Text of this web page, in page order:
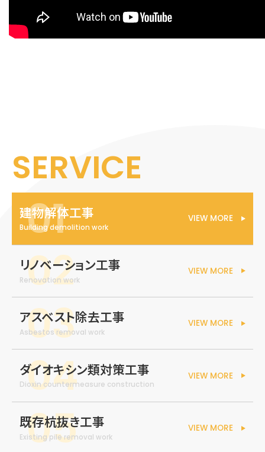
SERVICE
建物解体工事
Building demolition work
VIEW MORE
リノベーション工事
Renovation work
VIEW MORE
アスベスト除去工事
Asbestos removal work
VIEW MORE
ダイオキシン類対策工事
Dioxin countermeasure construction
VIEW MORE
既存杭抜き工事
Existing pile removal work
VIEW MORE